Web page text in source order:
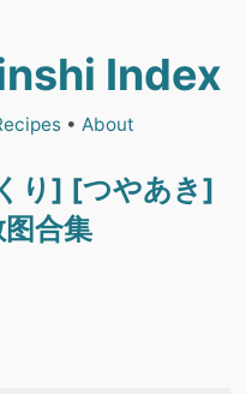
Index
• About
り] [つやあき]
合集